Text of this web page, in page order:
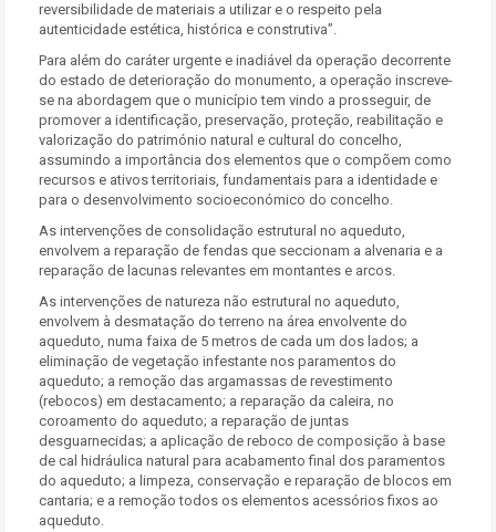
reversibilidade de materiais a utilizar e o respeito pela
autenticidade estética, histórica e construtiva”.
Para além do caráter urgente e inadiável da operação decorrente
do estado de deterioração do monumento, a operação inscreve-
se na abordagem que o município tem vindo a prosseguir, de
promover a identificação, preservação, proteção, reabilitação e
valorização do património natural e cultural do concelho,
assumindo a importância dos elementos que o compõem como
recursos e ativos territoriais, fundamentais para a identidade e
para o desenvolvimento socioeconómico do concelho.
As intervenções de consolidação estrutural no aqueduto,
envolvem a reparação de fendas que seccionam a alvenaria e a
reparação de lacunas relevantes em montantes e arcos.
As intervenções de natureza não estrutural no aqueduto,
envolvem à desmatação do terreno na área envolvente do
aqueduto, numa faixa de 5 metros de cada um dos lados; a
eliminação de vegetação infestante nos paramentos do
aqueduto; a remoção das argamassas de revestimento
(rebocos) em destacamento; a reparação da caleira, no
coroamento do aqueduto; a reparação de juntas
desguarnecidas; a aplicação de reboco de composição à base
de cal hidráulica natural para acabamento final dos paramentos
do aqueduto; a limpeza, conservação e reparação de blocos em
cantaria; e a remoção todos os elementos acessórios fixos ao
aqueduto.